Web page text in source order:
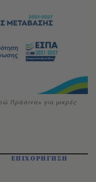
Πράσινα» για μικρές
ΕΠΙΧΟΡΗΓΗΣΗ